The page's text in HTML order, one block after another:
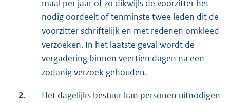
maal per jaar of zo dikwijls de voorzitter het
nodig oordeelt of tenminste twee leden dit de
voorzitter schriftelijk en met redenen omkleed
verzoeken. In het laatste geval wordt de
vergadering binnen veertien dagen na een
zodanig verzoek gehouden.
2.
Het dagelijks bestuur kan personen uitnodigen